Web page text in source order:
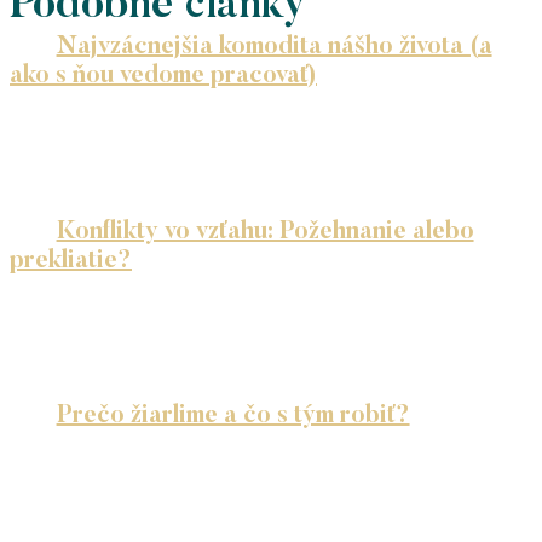
Najvzácnejšia komodita nášho života (a
ako s ňou vedome pracovať)
Konflikty vo vzťahu: Požehnanie alebo
prekliatie?
Prečo žiarlime a čo s tým robiť?